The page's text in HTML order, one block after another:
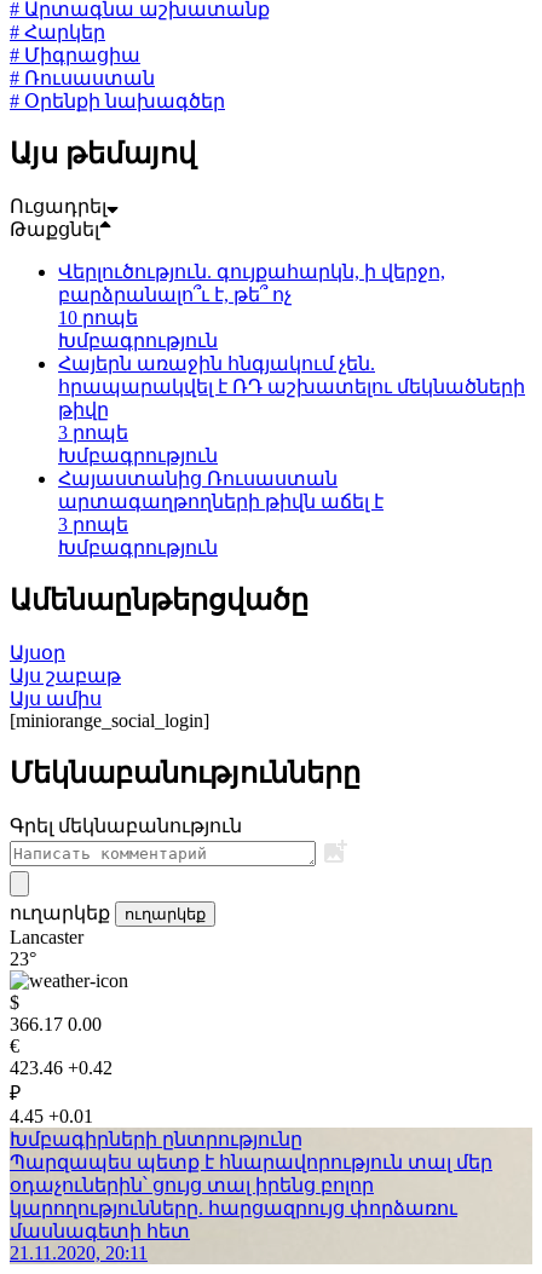
# Արտագնա աշխատանք
# Հարկեր
# Միգրացիա
# Ռուսաստան
# Օրենքի նախագծեր
Այս թեմայով
Ուցադրել
Թաքցնել
Վերլուծություն. գույքահարկն, ի վերջո,
բարձրանալո՞ւ է, թե՞ ոչ
10 րոպե
Խմբագրություն
Հայերն առաջին հնգյակում չեն.
հրապարակվել է ՌԴ աշխատելու մեկնածների
թիվը
3 րոպե
Խմբագրություն
Հայաստանից Ռուսաստան
արտագաղթողների թիվն աճել է
3 րոպե
Խմբագրություն
Ամենաընթերցվածը
Այսօր
Այս շաբաթ
Այս ամիս
[miniorange_social_login]
Մեկնաբանությունները
Գրել մեկնաբանություն
ուղարկեք ուղարկեք
Lancaster
23°
$
366.17 0.00
€
423.46 +0.42
₽
4.45 +0.01
Խմբագիրների ընտրությունը
Պարզապես պետք է հնարավորություն տալ մեր
օդաչուներին՝ ցույց տալ իրենց բոլոր
կարողությունները. հարցազրույց փորձառու
մասնագետի հետ
21.11.2020, 20:11